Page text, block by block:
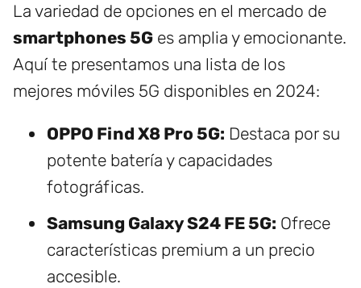
La variedad de opciones en el mercado de
smartphones 5G es amplia y emocionante.
Aquí te presentamos una lista de los
mejores móviles 5G disponibles en 2024:
OPPO Find X8 Pro 5G: Destaca por su
potente batería y capacidades
fotográficas.
Samsung Galaxy S24 FE 5G: Ofrece
características premium a un precio
accesible.